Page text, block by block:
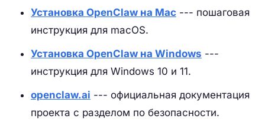
Установка OpenClaw на Mac --- пошаговая
инструкция для macOS.
Установка OpenClaw на Windows ---
инструкция для Windows 10 и 11.
openclaw.ai --- официальная документация
проекта с разделом по безопасности.